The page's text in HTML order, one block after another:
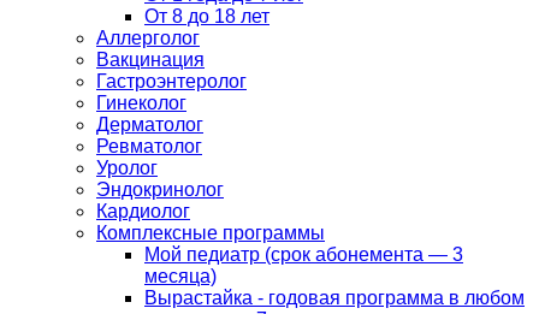
От 8 до 18 лет
Аллерголог
Вакцинация
Гастроэнтеролог
Гинеколог
Дерматолог
Ревматолог
Уролог
Эндокринолог
Кардиолог
Комплексные программы
Мой педиатр (срок абонемента — 3
месяца)
Вырастайка - годовая программа в любом